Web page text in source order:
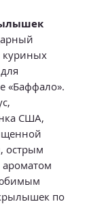
куриных
«Баффало».
США,
острым
ароматом
по